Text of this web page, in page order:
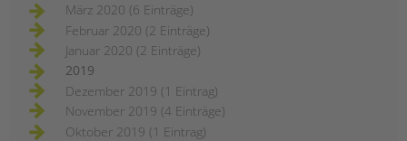
März 2020 (6 Einträge)
Februar 2020 (2 Einträge)
Januar 2020 (2 Einträge)
2019
Dezember 2019 (1 Eintrag)
November 2019 (4 Einträge)
Oktober 2019 (1 Eintrag)